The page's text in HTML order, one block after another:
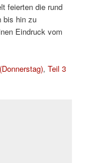
feierten die rund
bis hin zu
Eindruck vom
,Teil 3